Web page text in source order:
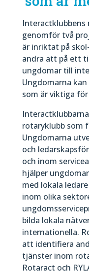
Interactklubbens
genomför två
är inriktat på
andra att på ett
ungdomar till
Ungdomarna
som är viktiga
rotaryklubb som
Ungdomarna
och
och inom
hjälper
med lokala
inom olika
bilda lokala
internationella.
att identifiera
tjänster inom
Rotaract och